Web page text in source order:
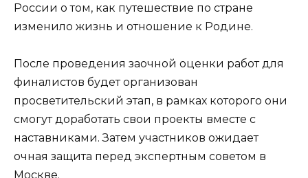
России о том, как путешествие по стране
изменило жизнь и отношение к Родине.
После проведения заочной оценки работ для
финалистов будет организован
просветительский этап, в рамках которого они
смогут доработать свои проекты вместе с
наставниками. Затем участников ожидает
очная защита перед экспертным советом в
Москве.